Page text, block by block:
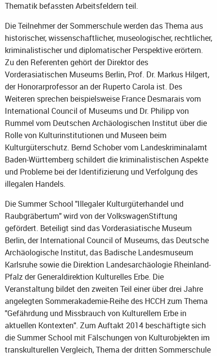
Thematik befassten Arbeitsfeldern teil.
Die Teilnehmer der Sommerschule werden das Thema aus
historischer, wissenschaftlicher, museologischer, rechtlicher,
kriminalistischer und diplomatischer Perspektive erörtern.
Zu den Referenten gehört der Direktor des
Vorderasiatischen Museums Berlin, Prof. Dr. Markus Hilgert,
der Honorarprofessor an der Ruperto Carola ist. Des
Weiteren sprechen beispielsweise France Desmarais vom
International Council of Museums und Dr. Philipp von
Rummel vom Deutschen Archäologischen Institut über die
Rolle von Kulturinstitutionen und Museen beim
Kulturgüterschutz. Bernd Schober vom Landeskriminalamt
Baden-Württemberg schildert die kriminalistischen Aspekte
und Probleme bei der Identifizierung und Verfolgung des
illegalen Handels.
Die Summer School "Illegaler Kulturgüterhandel und
Raubgräbertum" wird von der VolkswagenStiftung
gefördert. Beteiligt sind das Vorderasiatische Museum
Berlin, der International Council of Museums, das Deutsche
Archäologische Institut, das Badische Landesmuseum
Karlsruhe sowie die Direktion Landesarchäologie Rheinland-
Pfalz der Generaldirektion Kulturelles Erbe. Die
Veranstaltung bildet den zweiten Teil einer über drei Jahre
angelegten Sommerakademie-Reihe des HCCH zum Thema
"Gefährdung und Missbrauch von Kulturellem Erbe in
aktuellen Kontexten". Zum Auftakt 2014 beschäftigte sich
die Summer School mit Fälschungen von Kulturobjekten im
transkulturellen Vergleich, Thema der dritten Sommerschule